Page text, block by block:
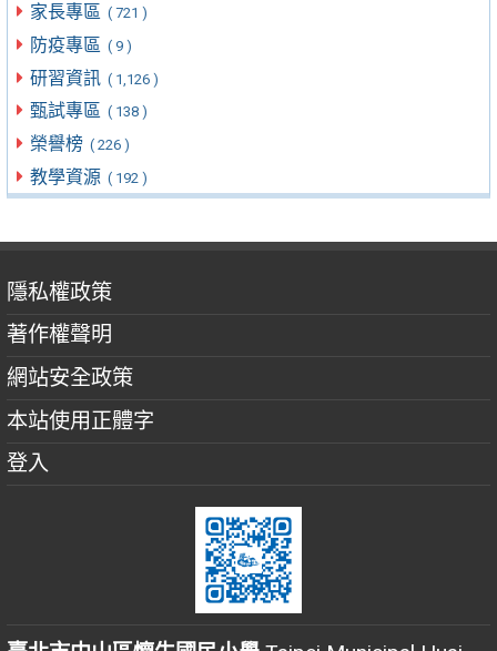
家長專區 ( 721 )
防疫專區 ( 9 )
研習資訊 ( 1,126 )
甄試專區 ( 138 )
榮譽榜 ( 226 )
教學資源 ( 192 )
隱私權政策
著作權聲明
網站安全政策
本站使用正體字
登入